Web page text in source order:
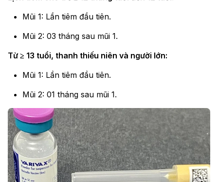
Mũi 1: Lần tiêm đầu tiên.
Mũi 2: 03 tháng sau mũi 1.
Từ ≥ 13 tuổi, thanh thiếu niên và người lớn:
Mũi 1: Lần tiêm đầu tiên.
Mũi 2: 01 tháng sau mũi 1.